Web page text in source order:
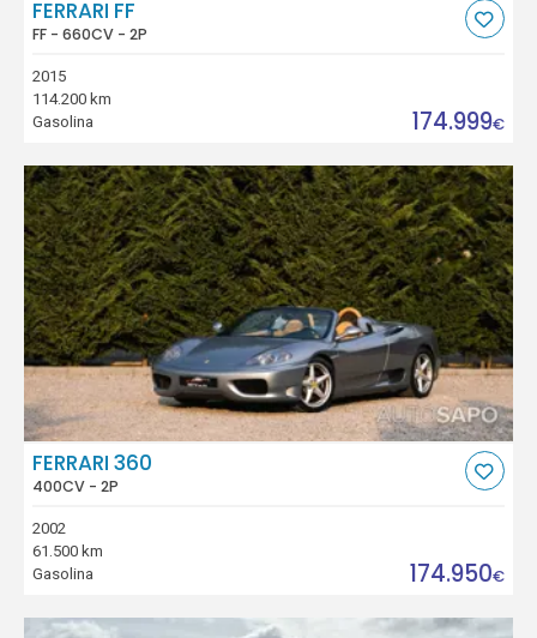
FERRARI FF
FF - 660CV - 2P
2015
114.200 km
Gasolina
174.999€
FERRARI 360
400CV - 2P
2002
61.500 km
Gasolina
174.950€